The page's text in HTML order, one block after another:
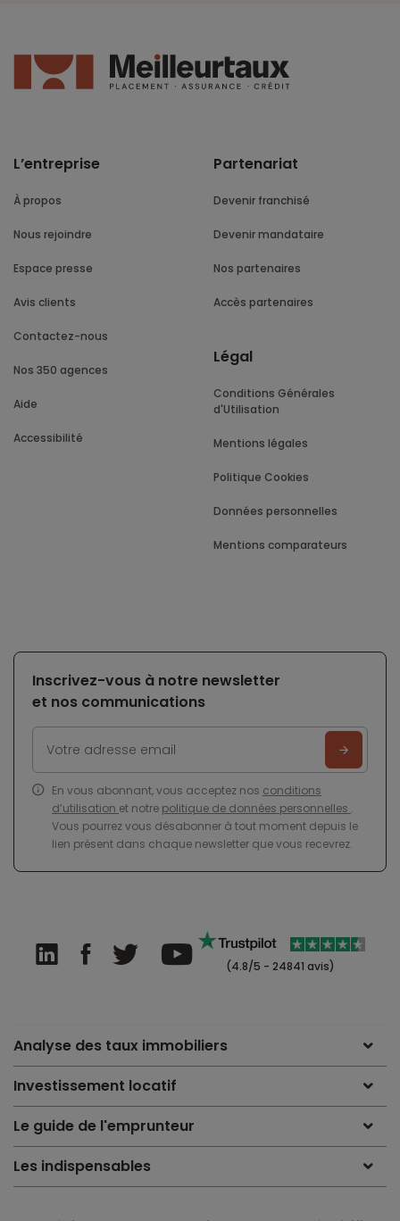
L’entreprise
À propos
Nous rejoindre
Espace presse
Avis clients
Contactez-nous
Nos 350 agences
Aide
Accessibilité
Partenariat
Devenir franchisé
Devenir mandataire
Nos partenaires
Accès partenaires
Légal
Conditions Générales
d'Utilisation
Mentions légales
Politique Cookies
Données personnelles
Mentions comparateurs
Inscrivez-vous à notre newsletter
et nos communications
En vous abonnant, vous acceptez nos conditions
d’utilisation et notre politique de données personnelles .
Vous pourrez vous désabonner à tout moment depuis le
lien présent dans chaque newsletter que vous recevrez.
(4.8/5 - 24841 avis)
Analyse des taux immobiliers
Investissement locatif
Le guide de l'emprunteur
Les indispensables